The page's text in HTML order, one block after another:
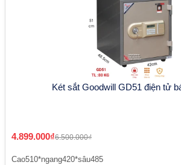
Két sắt Goodwill GD51 điện tử
4.899.000₫6.500.000₫
Cao510*ngang420*sâu485